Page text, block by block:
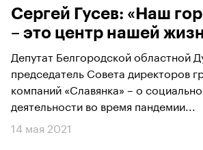
Сергей Гусев: «Наш
– это центр нашей
Депутат Белгородской областной
председатель Совета директоров
компаний «Славянка» – о
деятельности во время пандемии...
14 мая 2021